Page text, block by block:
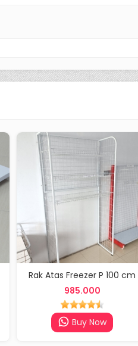
Rak Atas Freezer P 100 cm
985.000
Buy Now